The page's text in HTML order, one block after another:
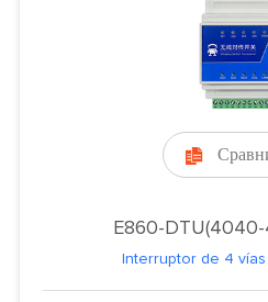

E860-
Interruptor de 4